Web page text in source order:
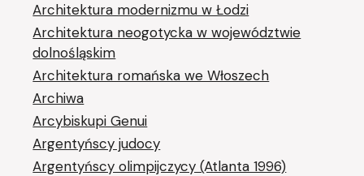
Architektura modernizmu w Łodzi
Architektura neogotycka w województwie
dolnośląskim
Architektura romańska we Włoszech
Archiwa
Arcybiskupi Genui
Argentyńscy judocy
Argentyńscy olimpijczycy (Atlanta 1996)